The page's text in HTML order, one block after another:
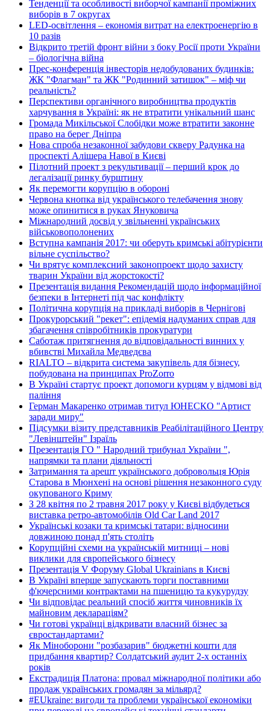
Тенденції та особливості виборчої кампанії проміжних
виборів в 7 округах
LED-освітлення – економія витрат на електроенергію в
10 разів
Відкрито третій фронт війни з боку Росії проти України
– біологічна війна
Прес-конференція інвесторів недобудованих будинків:
ЖК "Флагман" та ЖК "Родинний затишок" – міф чи
реальність?
Перспективи органічного виробництва продуктів
харчування в Україні: як не втратити унікальний шанс
Громада Микільської Слобідки може втратити законне
право на берег Дніпра
Нова спроба незаконної забудови скверу Радунка на
проспекті Алішера Навої в Києві
Пілотний проект з рекультивації – перший крок до
легалізації ринку бурштину
Як перемогти корупцію в обороні
Червона кнопка від українського телебачення знову
може опинитися в руках Януковича
Міжнародний досвід у звільненні українських
військовополонених
Вступна кампанія 2017: чи оберуть кримські абітурієнти
вільне суспільство?
Чи врятує комплексний законопроект щодо захисту
тварин України від жорстокості?
Презентація видання Рекомендацій щодо інформаційної
безпеки в Інтернеті під час конфлікту
Політична корупція на прикладі виборів в Чернігові
Прокурорський "рекет": епідемія надуманих справ для
збагачення співробітників прокуратури
Саботаж притягнення до відповідальності винних у
вбивстві Михайла Медведєва
RIALTO – відкрита система закупівель для бізнесу,
побудована на принципах ProZorro
В Україні стартує проект допомоги курцям у відмові від
паління
Герман Макаренко отримав титул ЮНЕСКО "Артист
заради миру"
Підсумки візиту представників Реабілітаційного Центру
"Левінштейн" Ізраїль
Презентація ГО " Народний трибунал України ",
напрямки та плани діяльності
Затримання та арешт українського добровольця Юрія
Старова в Мюнхені на основі рішення незаконного суду
окупованого Криму
З 28 квітня по 2 травня 2017 року у Києві відбудеться
виставка ретро-автомобілів Old Car Land 2017
Українські козаки та кримські татари: відносини
довжиною понад п'ять століть
Корупційні схеми на українській митниці – нові
виклики для європейського бізнесу
Презентація V Форуму Global Ukrainians в Києві
В Україні вперше запускають торги поставними
ф'ючерсними контрактами на пшеницю та кукурудзу
Чи відповідає реальний спосіб життя чиновників їх
майновим деклараціям?
Чи готові українці відкривати власний бізнес за
євростандартами?
Як Міноборони "розбазарив" бюджетні кошти для
придбання квартир? Солдатський аудит 2-х останніх
років
Екстрадиція Платона: провал міжнародної політики або
продаж українських громадян за мільярд?
#EUkraine: вигоди та проблеми української економіки